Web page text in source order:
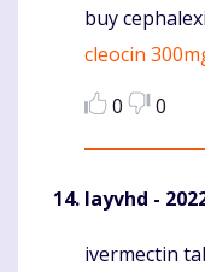
Komentaras
buy
cleocin
0
0
Iayvhd -
Komentaras
ivermectin